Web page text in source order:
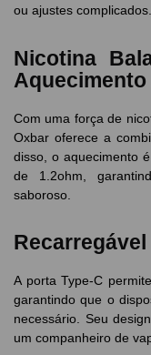
ou ajustes complicados.
Nicotina
Com uma força de
Oxbar oferece a
disso, o aquecimento
de 1.2ohm,
saboroso.
A porta Type-C
garantindo que o
necessário. Seu
um companheiro de